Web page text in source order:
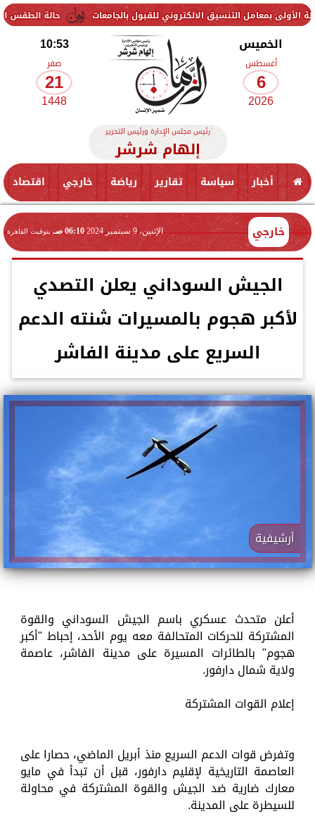
حالة الطقس اليوم الخميس.. الأرصاد تحذر التنسيق الالكتروني للقبول بالجامعات
الخميس
أغسطس
6
2026
10:53
صفر
21
1448
رئيس مجلس الإدارة ورئيس التحرير
إلهام شرشر
أخبار سياسة تقارير رياضة خارجي اقتصاد
خارجي الإثنين، 9 سبتمبر 2024 06:10 صـ بتوقيت القاهرة
الجيش السوداني يعلن التصدي
لأكبر هجوم بالمسيرات شنته الدعم
السريع على مدينة الفاشر
أرشيفية
أعلن متحدث عسكري باسم الجيش السوداني والقوة
المشتركة للحركات المتحالفة معه يوم الأحد، إحباط "أكبر
هجوم" بالطائرات المسيرة على مدينة الفاشر، عاصمة
ولاية شمال دارفور.
إعلام القوات المشتركة
وتفرض قوات الدعم السريع منذ أبريل الماضي، حصارا على
العاصمة التاريخية لإقليم دارفور، قبل أن تبدأ في مايو
معارك ضارية ضد الجيش والقوة المشتركة في محاولة
للسيطرة على المدينة.